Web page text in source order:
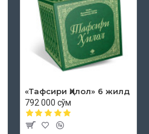
«Тафсири Ҳилол» 6 жилд
792 000 сўм